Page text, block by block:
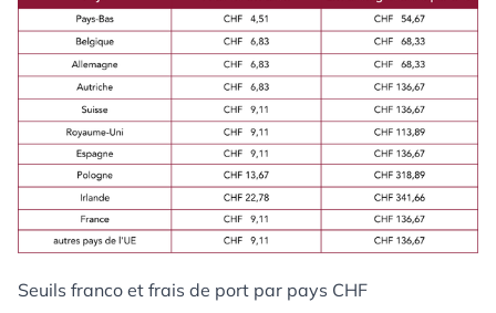
Seuils franco et frais de port par pays CHF